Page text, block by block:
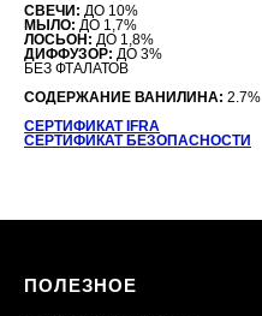
СВЕЧИ: ДО 10%
МЫЛО: ДО 1,7%
ЛОСЬОН: ДО 1,8%
ДИФФУЗОР: ДО 3%
БЕЗ ФТАЛАТОВ
СОДЕРЖАНИЕ ВАНИЛИНА: 2.7%
СЕРТИФИКАТ IFRA
СЕРТИФИКАТ БЕЗОПАСНОСТИ
ПОЛЕЗНОЕ